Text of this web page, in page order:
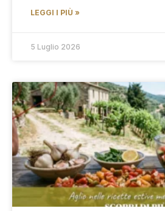
LEGGI I PIÙ »
5 Luglio 2026